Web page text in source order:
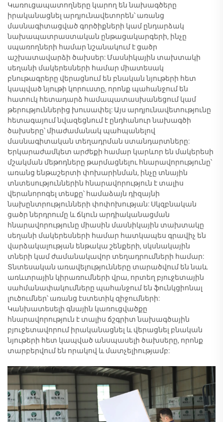
Կառուցապատողները կարող են նախագծերը
իրականացնել արդյունավետորեն՝ առանց
մասնագիտացված գործիքների կամ ընդարձակ
նախապատրաստական ընթացակարգերի, ինչը
սպառողների համար նշանակում է ցածր
աշխատավարձի ծախսեր: Մասնիկային տախտակի
սեղանի մակերեսների համար միատեսակ
բնութագրերը վերացնում են բնական նյութերի հետ
կապված նյութի կորուստը, որոնք պահանջում են
հատուկ հետադարձ համապատասխանեցում կամ
թերություններից խուսափել: Այս արդյունավետությունը
հետագայում նվազեցնում է ընդհանուր նախագծի
ծախսերը՝ միաժամանակ պահպանելով
մասնագիտական տեղադրման ստանդարտները:
Երկարաժամկետ արժեքի համար կարևոր են մակերեսի
մշակման մեթոդները թարմացնելու հնարավորությունը՝
առանց ենթաշերտի փոխարինման, ինչը տնային
տնտեսություններին հնարավորություն է տալիս
վերանորոգել տեսքը՝ համաձայն դիզայնի
նախընտրությունների փոփոխության: Սկզբնական
ցածր ներդրումը և ճկուն արդիականացման
հնարավորությունը միասին մասնիկային տախտակը
սեղանի մակերեսների համար հատկապես գրավիչ են
վարձակալության ենթակա շենքերի, սկսնակային
տների կամ ժամանակավոր տեղադրումների համար:
Տնտեսական առավելությունները տարածվում են նաև
առևտրային կիրառումների վրա, որտեղ բյուջետային
սահմանափակումները պահանջում են ֆունկցիոնալ
լուծումներ՝ առանց էստետիկ զիջումների:
Կանխատեսելի գնային կառուցվածքը
հնարավորություն է տալիս ճշգրիտ նախագծային
բյուջետավորում իրականացնել և վերացնել բնական
նյութերի հետ կապված անսպասելի ծախսերը, որոնք
տարբերվում են որակով և մատչելիությամբ: